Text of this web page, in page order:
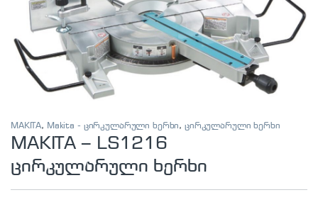
MAKITA, Makita - ცირკულარული ხერხი,ცირკულარული ხერხი
MAKITA – LS1216
ცირკულარული ხერხი